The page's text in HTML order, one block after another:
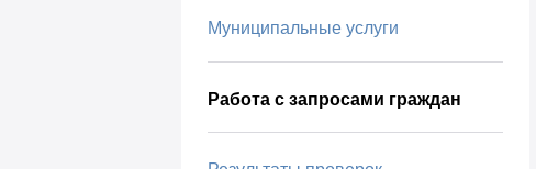
Муниципальные услуги
Работа с запросами граждан